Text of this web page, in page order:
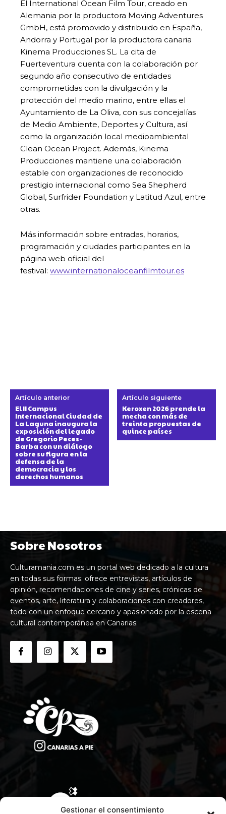
Gestionar el consentimiento
El International Ocean Film Tour, creado en
Alemania por la productora Moving Adventures
GmbH, está promovido y distribuido en España,
Andorra y Portugal por la productora canaria
Kinema Producciones SL. La cita de
Fuerteventura cuenta con la colaboración por
segundo año consecutivo de entidades
comprometidas con la divulgación y la
protección del medio marino, entre ellas el
Ayuntamiento de La Oliva, con sus concejalías
de Medio Ambiente, Deportes y Cultura, así
como la organización local medioambiental
Clean Ocean Project. Además, Kinema
Producciones mantiene una colaboración
estable con organizaciones de reconocido
prestigio internacional como Sea Shepherd
Global, Surfrider Foundation y Latitud Azul, entre
otras.
Más información sobre entradas, horarios,
programación y ciudades participantes en la
página web oficial del
festival: www.internationaloceanfilmtour.es
Artículo anterior
El II Campus
Internacional Ciudad de
La Laguna inaugura la
exposición del legado
de Gregorio Peces-
Barba con un diálogo
sobre su figura en la
defensa de la
democracia y los
derechos humanos
Artículo siguiente
Keroxen 2026 prende la
mecha con más de
treinta propuestas de
quince países
Sobre Nosotros
Culturamania.com es un portal web dedicado a la cultura
en todas sus formas: ofrece entrevistas, artículos de
opinión, recomendaciones de cine y series, crónicas de
eventos, arte, literatura y colaboraciones con creadores,
todo con un enfoque cercano y apasionado por la escena
cultural contemporánea en Canarias.